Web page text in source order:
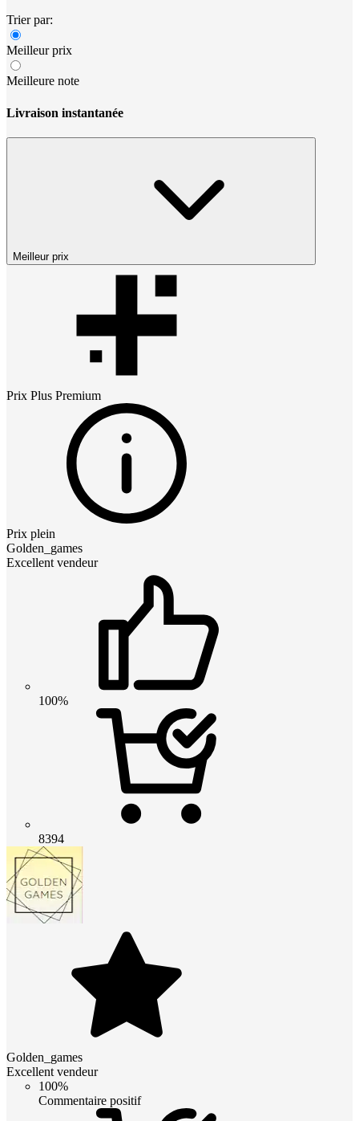
Trier par:
Meilleur prix
Meilleure note
Livraison instantanée
Meilleur prix
Prix Plus Premium
Prix plein
Golden_games
Excellent vendeur
100%
8394
Golden_games
Excellent vendeur
100%
Commentaire positif